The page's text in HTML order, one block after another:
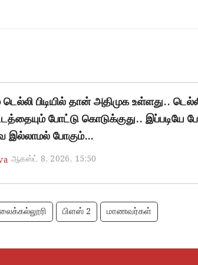
பிடியில் தான் அதிமுக உள்ளது..
போட்டு கொடுக்குது.. இப்படியே
இல்லாமல் போகும்…
ஆகஸ்ட் 8, 2026, 15:50
பிளஸ் 2 மாணவர்கள்